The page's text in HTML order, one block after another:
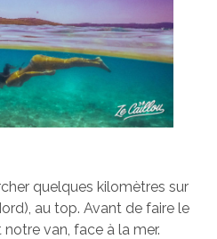
quelques kilomètres sur
au top. Avant de faire le
van, face à la mer.